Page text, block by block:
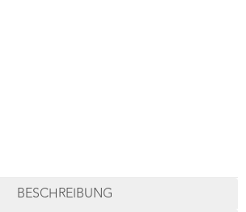
INFORMATIONEN